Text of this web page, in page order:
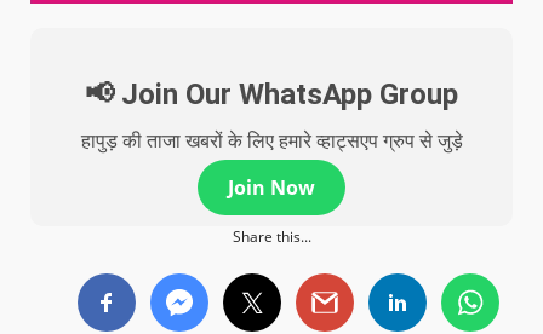
📢 Join Our WhatsApp Group
हापुड़ की ताजा खबरों के लिए हमारे व्हाट्सएप ग्रुप से जुड़े
Join Now
Share this...